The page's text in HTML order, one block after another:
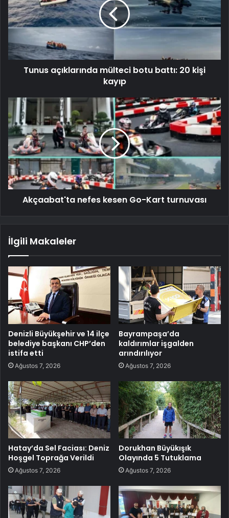
Tunus açıklarında mülteci botu battı: 20 kişi
kayıp
Akçaabat'ta nefes kesen Go-Kart turnuvası
İlgili Makaleler
Denizli Büyükşehir ve 14 ilçe
belediye başkanı CHP’den
istifa etti
Ağustos 7, 2026
Bayrampaşa’da
kaldırımlar işgalden
arındırılıyor
Ağustos 7, 2026
Hatay’da Sel Faciası: Deniz
Hoşgel Toprağa Verildi
Ağustos 7, 2026
Dorukhan Büyükışık
Olayında 5 Tutuklama
Ağustos 7, 2026